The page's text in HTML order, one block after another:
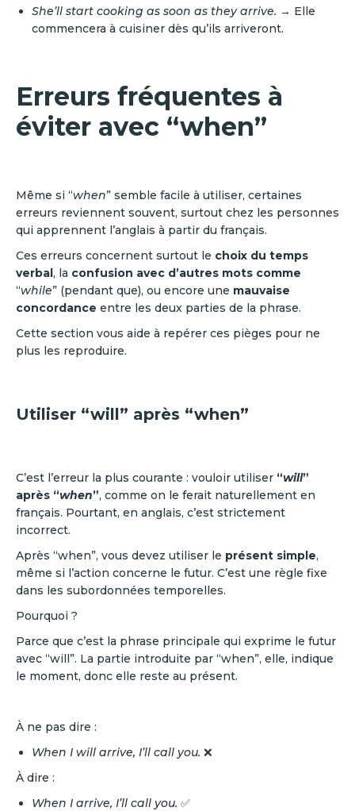
She’ll start cooking as soon as they arrive. → Elle
commencera à cuisiner dès qu’ils arriveront.
Erreurs fréquentes à
éviter avec “when”
Même si “when” semble facile à utiliser, certaines
erreurs reviennent souvent, surtout chez les personnes
qui apprennent l’anglais à partir du français.
Ces erreurs concernent surtout le choix du temps
verbal, la confusion avec d’autres mots comme
“while” (pendant que), ou encore une mauvaise
concordance entre les deux parties de la phrase.
Cette section vous aide à repérer ces pièges pour ne
plus les reproduire.
Utiliser “will” après “when”
C’est l’erreur la plus courante : vouloir utiliser “will”
après “when”, comme on le ferait naturellement en
français. Pourtant, en anglais, c’est strictement
incorrect.
Après “when”, vous devez utiliser le présent simple,
même si l’action concerne le futur. C’est une règle fixe
dans les subordonnées temporelles.
Pourquoi ?
Parce que c’est la phrase principale qui exprime le futur
avec “will”. La partie introduite par “when”, elle, indique
le moment, donc elle reste au présent.
À ne pas dire :
When I will arrive, I’ll call you. ❌
À dire :
When I arrive, I’ll call you. ✅